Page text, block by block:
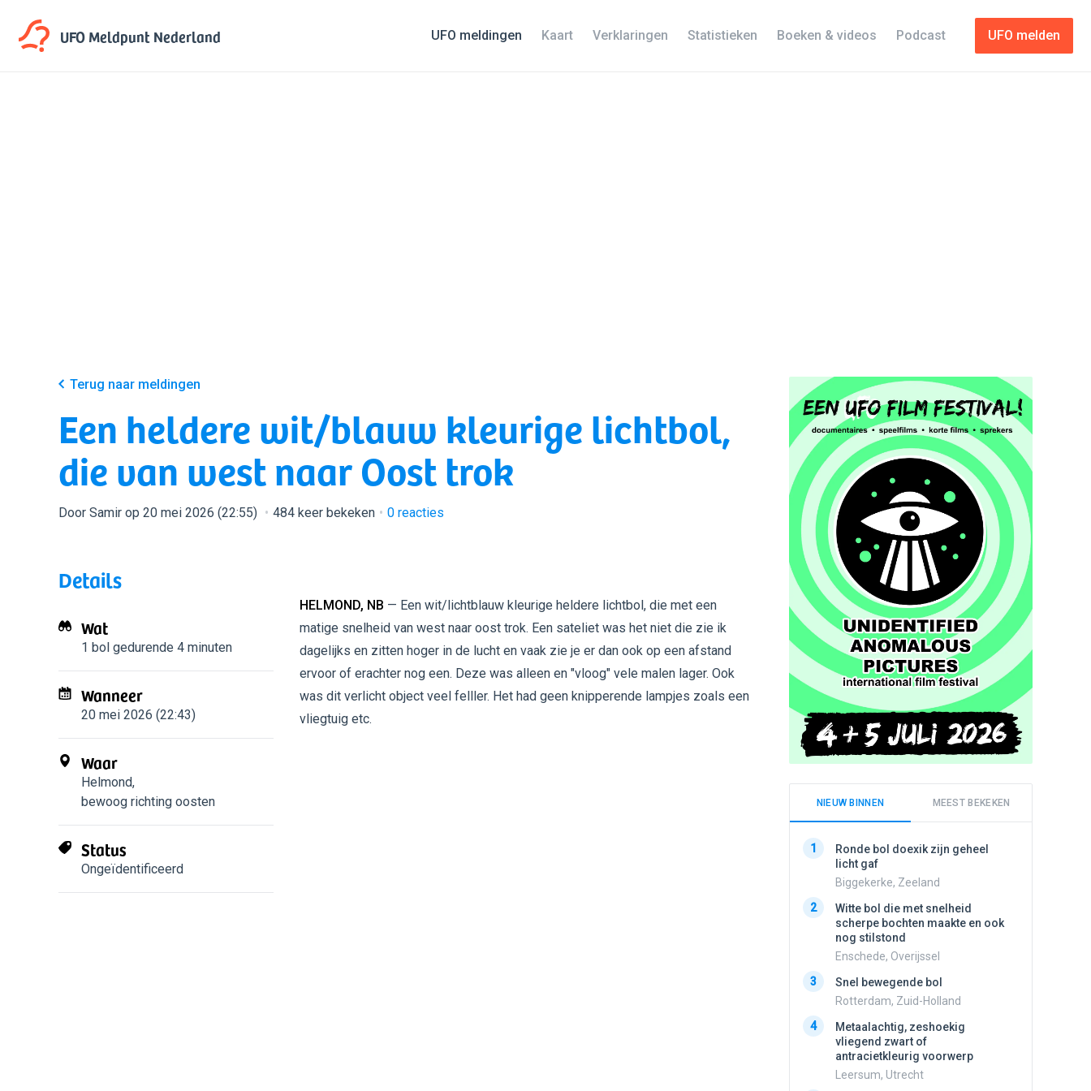
UFO MeldpuntNederland UFO melden
UFO meldingen Kaart Verklaringen Statistieken Boeken & videos Podcast
Terug naar meldingen
Een heldere wit/blauw kleurige lichtbol,
die van west naar Oost trok
Door Samir op 20 mei 2026 (22:55) 484 keer bekeken 0 reacties
Details
Wat
1 bol gedurende 4 minuten
Wanneer
20 mei 2026 (22:43)
Waar
Helmond,
bewoog richting oosten
Status
Ongeïdentificeerd
HELMOND, NB — Een wit/lichtblauw kleurige heldere lichtbol, die met een
matige snelheid van west naar oost trok. Een sateliet was het niet die zie ik
dagelijks en zitten hoger in de lucht en vaak zie je er dan ook op een afstand
ervoor of erachter nog een. Deze was alleen en "vloog" vele malen lager. Ook
was dit verlicht object veel felller. Het had geen knipperende lampjes zoals een
vliegtuig etc.
NIEUW BINNEN MEEST BEKEKEN
1
Ronde bol doexik zijn geheel
licht gaf
Biggekerke, Zeeland
2
Witte bol die met snelheid
scherpe bochten maakte en ook
nog stilstond
Enschede, Overijssel
3
Snel bewegende bol
Rotterdam, Zuid-Holland
4
Metaalachtig, zeshoekig
vliegend zwart of
antracietkleurig voorwerp
Leersum, Utrecht